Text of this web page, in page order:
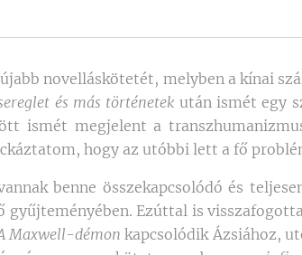
novelláskötetét, melyben a kínai
és más történetek után ismét egy
ismét megjelent a
hogy az utóbbi lett a fő
benne összekapcsolódó és
gyűjteményében. Ezúttal is
Maxwell-démon kapcsolódik Ázsiához,